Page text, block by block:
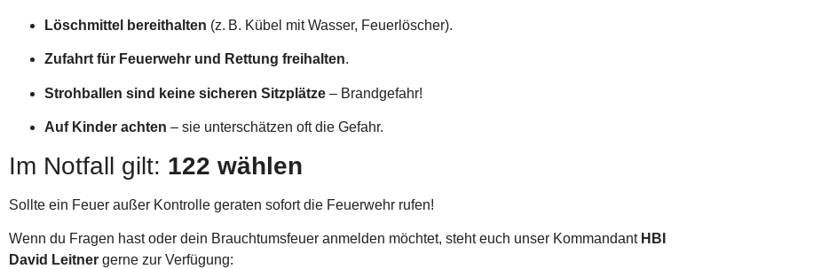
Löschmittel bereithalten (z. B. Kübel mit Wasser, Feuerlöscher).
Zufahrt für Feuerwehr und Rettung freihalten.
Strohballen sind keine sicheren Sitzplätze – Brandgefahr!
Auf Kinder achten – sie unterschätzen oft die Gefahr.
Im Notfall gilt: 122 wählen
Sollte ein Feuer außer Kontrolle geraten sofort die Feuerwehr rufen!
Wenn du Fragen hast oder dein Brauchtumsfeuer anmelden möchtet, steht euch unser Kommandant HBI
David Leitner gerne zur Verfügung: